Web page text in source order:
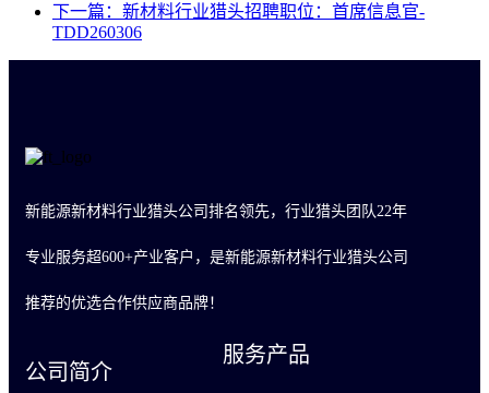
下一篇：新材料行业猎头招聘职位：首席信息官-
TDD260306
新能源新材料行业猎头公司排名领先，行业猎头团队22年
专业服务超600+产业客户，是新能源新材料行业猎头公司
推荐的优选合作供应商品牌！
公司简介
服务产品